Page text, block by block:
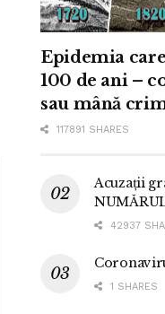
Epidemia
100 de ani –
sau mână
117891 SHARES
Acuzații
42937
1 SHARES